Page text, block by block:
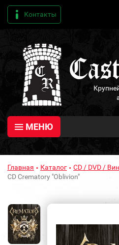
Контакты
МЕНЮ
Главная Каталог CD / DVD /
CD Crematory "Oblivion"